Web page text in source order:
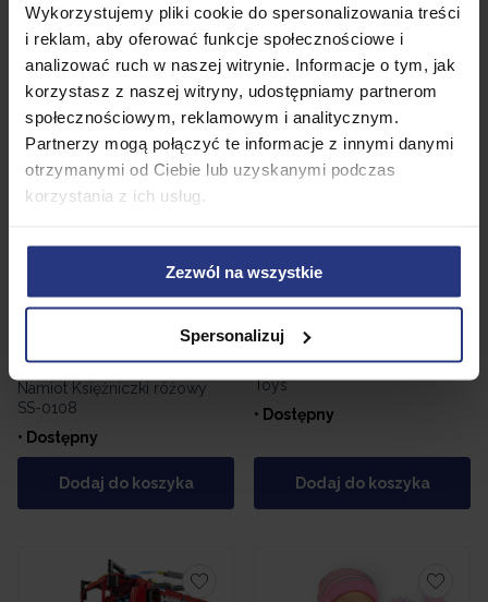
Wykorzystujemy pliki cookie do spersonalizowania treści
i reklam, aby oferować funkcje społecznościowe i
analizować ruch w naszej witrynie. Informacje o tym, jak
korzystasz z naszej witryny, udostępniamy partnerom
społecznościowym, reklamowym i analitycznym.
Partnerzy mogą połączyć te informacje z innymi danymi
otrzymanymi od Ciebie lub uzyskanymi podczas
korzystania z ich usług.
Zezwól na wszystkie
Spersonalizuj
• Dostępny
Dodaj do koszyka
Namiot Księżycowy zgaszony
ciemno-niebieski SS-0108
• Dostępny
Dodaj do koszyka
Namiot Księżniczki różowy
SS-0108
• Dostępny
Dodaj do koszyka
29,00
PLN
Warsztat Tkacki marki Tobi
Toys
• Dostępny
Dodaj do koszyka